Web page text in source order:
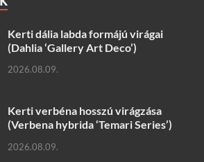
Kerti dália labda formájú virágai
(Dahlia ‘Gallery Art Deco’)
2026.08.09.
Kerti verbéna hosszú virágzása
(Verbena hybrida ‘Temari Series’)
2026.08.09.